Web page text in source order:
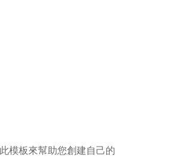
模板來幫助您創建自己的